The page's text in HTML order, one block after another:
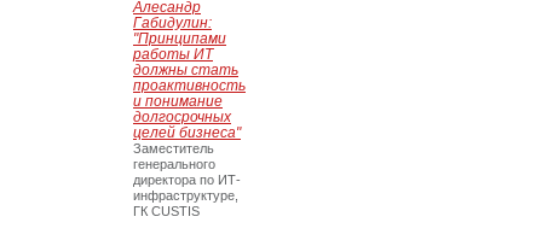
Алесандр
Габидулин:
"Принципами
работы ИТ
должны стать
проактивность
и понимание
долгосрочных
целей бизнеса"
Заместитель
генерального
директора по ИТ-
инфраструктуре,
ГК CUSTIS